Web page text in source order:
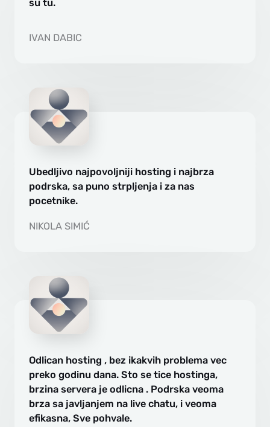
su tu.
IVAN DABIC
Ubedljivo najpovoljniji hosting i najbrza
podrska, sa puno strpljenja i za nas
pocetnike.
NIKOLA SIMIĆ
Odlican hosting , bez ikakvih problema vec
preko godinu dana. Sto se tice hostinga,
brzina servera je odlicna . Podrska veoma
brza sa javljanjem na live chatu, i veoma
efikasna, Sve pohvale.